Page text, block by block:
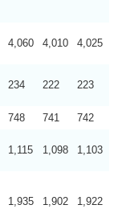
4,060 4,010 4,025
234 222 223
748 741 742
1,115 1,098 1,103
1,935 1,902 1,922